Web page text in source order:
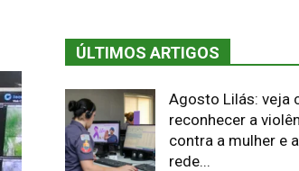
ÚLTIMOS ARTIGOS
Agosto Lilás: veja
reconhecer a
contra a mulher e
rede...